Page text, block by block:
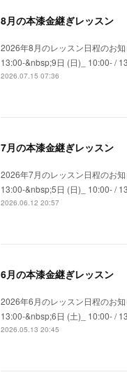
8月の本漆金継ぎレッスン
2026年8月のレッスン日程のお
13:00-&nbsp;9日 (日)_ 10:00- /
2026.07.15 07:36
7月の本漆金継ぎレッスン
2026年7月のレッスン日程のお
13:00-&nbsp;5日 (日)_ 10:00- /
2026.06.12 20:57
6月の本漆金継ぎレッスン
2026年6月のレッスン日程のお
13:00-&nbsp;6日 (土)_ 10:00- /
2026.05.13 20:45